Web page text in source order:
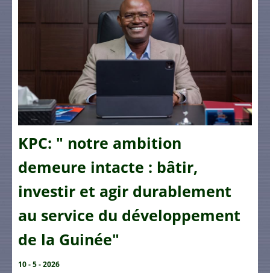
KPC: " notre ambition
demeure intacte : bâtir,
investir et agir durablement
au service du développement
de la Guinée"
10 - 5 - 2026